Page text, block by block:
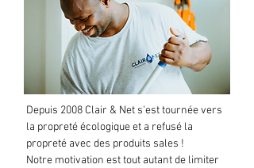
Depuis 2008 Clair & Net s'est tournée vers
la propreté écologique et a refusé la
propreté avec des produits sales !
Notre motivation est tout autant de limiter